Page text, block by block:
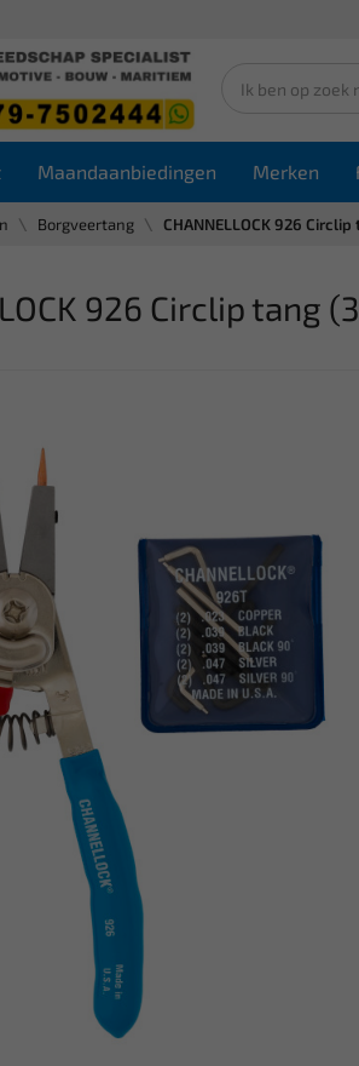
Maandaanbiedingen Merken
Borgveertang CHANNELLOCK 926
926 Circlip